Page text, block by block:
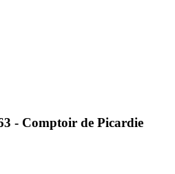
- Comptoir de Picardie